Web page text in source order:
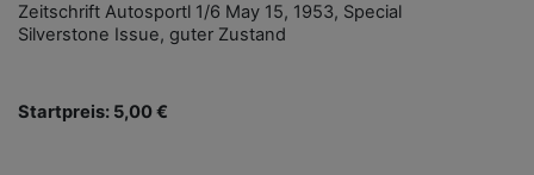
Zeitschrift Autosportl 1/6 May 15, 1953, Special
Silverstone Issue, guter Zustand
Startpreis: 5,00 €